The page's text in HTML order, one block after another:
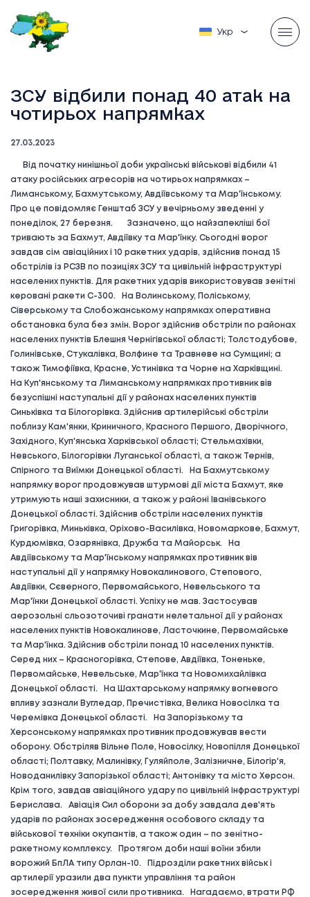
Українська
ЗСУ відбили понад 40 атак на
чотирьох напрямках
27.03.2023
Від початку нинішньої доби українські військові відбили 41
атаку російських агресорів на чотирьох напрямках –
Лиманському, Бахмутському, Авдіївському та Мар'їнському.
Про це повідомляє Генштаб ЗСУ у вечірньому зведенні у
понеділок, 27 березня. Зазначено, що найзапекліші бої
тривають за Бахмут, Авдіївку та Мар'їнку. Сьогодні ворог
завдав сім авіаційних і 10 ракетних ударів, здійснив понад 15
обстрілів із РСЗВ по позиціях ЗСУ та цивільній інфраструктурі
населених пунктів. Для ракетних ударів використовував зенітні
керовані ракети С-300. На Волинському, Поліському,
Сіверському та Слобожанському напрямках оперативна
обстановка була без змін. Ворог здійснив обстріли по районах
населених пунктів Блешня Чернігівської області; Толстодубове,
Голинівське, Стукалівка, Волфине та Травневе на Сумщині; а
також Тимофіївка, Красне, Устинівка та Чорне на Харківщині.
На Куп'янському та Лиманському напрямках противник вів
безуспішні наступальні дії у районах населених пунктів
Синьківка та Білогорівка. Здійснив артилерійські обстріли
поблизу Кам'янки, Криничного, Красного Першого, Дворічного,
Західного, Куп'янська Харківської області; Стельмахівки,
Невського, Білогорівки Луганської області, а також Тернів,
Спірного та Виїмки Донецької області. На Бахмутському
напрямку ворог продовжував штурмові дії міста Бахмут, яке
утримують наші захисники, а також у районі Іванівського
Донецької області. Здійснив обстріли населених пунктів
Григорівка, Миньківка, Оріхово-Василівка, Новомаркове, Бахмут,
Курдюмівка, Озарянівка, Дружба та Майорськ. На
Авдіївському та Мар'їнському напрямках противник вів
наступальні дії у напрямку Новокалинового, Степового,
Авдіївки, Сєверного, Первомайського, Невельського та
Мар'їнки Донецької області. Успіху не мав. Застосував
аерозольні сльозоточиві гранати нелетальної дії у районах
населених пунктів Новокалинове, Ласточкине, Первомайське
та Мар'їнка. Здійснив обстріли понад 10 населених пунктів.
Серед них – Красногорівка, Степове, Авдіївка, Тоненьке,
Первомайське, Невельське, Мар'їнка та Новомихайлівка
Донецької області. На Шахтарському напрямку вогневого
впливу зазнали Вугледар, Пречистівка, Велика Новосілка та
Черемівка Донецької області. На Запорізькому та
Херсонському напрямках противник продовжував вести
оборону. Обстріляв Вільне Поле, Новосілку, Новопілля Донецької
області; Полтавку, Малинівку, Гуляйполе, Залізничне, Білогір'я,
Новоданилівку Запорізької області; Антонівку та місто Херсон.
Крім того, завдав авіаційного удару по цивільній інфраструктурі
Берислава. Авіація Сил оборони за добу завдала дев'ять
ударів по районах зосередження особового складу та
військової техніки окупантів, а також один – по зенітно-
ракетному комплексу. Протягом доби наші воїни збили
ворожий БпЛА типу Орлан-10. Підрозділи ракетних військ і
артилерії уразили два пункти управління та район
зосередження живої сили противника. Нагадаємо, втрати РФ